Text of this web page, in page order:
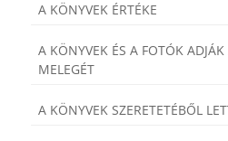
A KÖNYVEK ÉRTÉKE
A KÖNYVEK ÉS A FOTÓK
MELEGÉT
A KÖNYVEK SZERETETÉBŐL